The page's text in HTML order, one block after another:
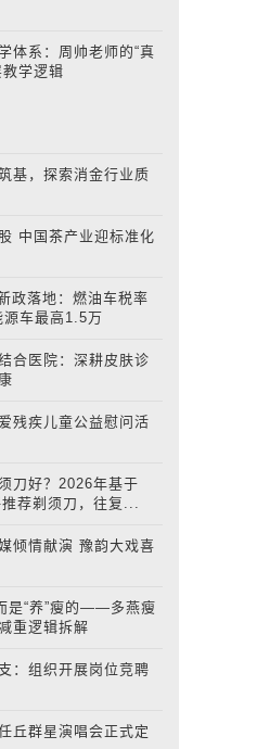
体系：周帅老师的“真
学逻辑
基，探索消金行业质
中国茶产业迎标准化
政落地：燃油车税率
车最高1.5万
合医院：深耕皮肤诊
残疾儿童公益慰问活
刀好？2026年基于
荐剃须刀，往复...
倾情献演 豫韵大戏喜
是“养”瘦的——多燕瘦
重逻辑拆解
：组织开展岗位竞聘
丘群星演唱会正式定